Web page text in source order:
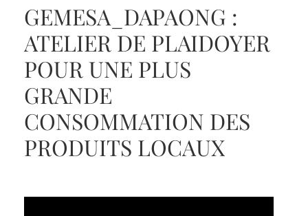
GEMESA_DAPAONG :
ATELIER DE PLAIDOYER
POUR UNE PLUS
GRANDE
CONSOMMATION DES
PRODUITS LOCAUX